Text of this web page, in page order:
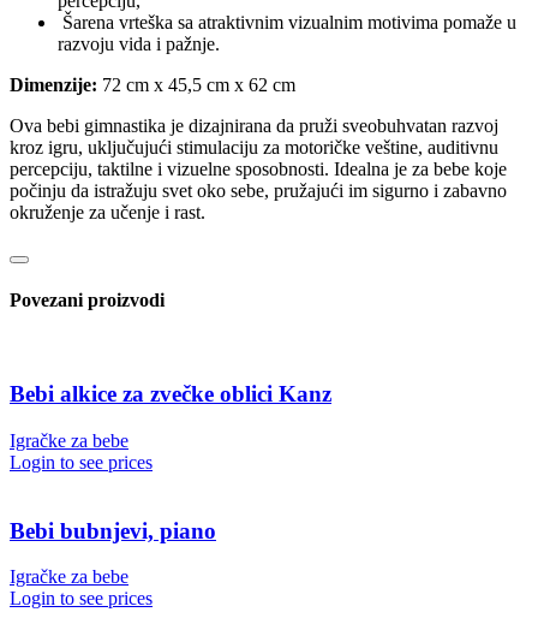
Šarena vrteška sa atraktivnim vizualnim motivima pomaže u
razvoju vida i pažnje.
Dimenzije: 72 cm x 45,5 cm x 62 cm
Ova bebi gimnastika je dizajnirana da pruži sveobuhvatan razvoj
kroz igru, uključujući stimulaciju za motoričke veštine, auditivnu
percepciju, taktilne i vizuelne sposobnosti. Idealna je za bebe koje
počinju da istražuju svet oko sebe, pružajući im sigurno i zabavno
okruženje za učenje i rast.
Povezani proizvodi
Bebi alkice za zvečke oblici Kanz
Igračke za bebe
Login to see prices
Bebi bubnjevi, piano
Igračke za bebe
Login to see prices